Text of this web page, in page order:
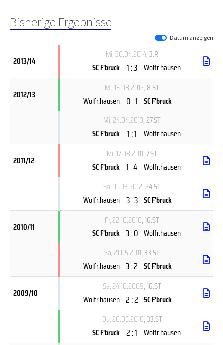
Bisherige Ergebnisse
Datum anzeigen
2013/14
Mi, 30.04.2014, 3.R
SC F'bruck 1 : 3 Wolfr.hausen
2012/13
Mi, 15.08.2012, 8.ST
Wolfr.hausen 0 : 1 SC F'bruck
Mi, 24.04.2013, 27.ST
SC F'bruck
1 : 1 Wolfr.hausen
2011/12
Mi, 17.08.2011, 7.ST
SC F'bruck 1 : 4 Wolfr.hausen
Sa, 10.03.2012, 24.ST
Wolfr.hausen 3 : 3 SC F'bruck
2010/11
Fr, 22.10.2010, 16.ST
SC F'bruck 3 : 0 Wolfr.hausen
Sa, 21.05.2011, 33.ST
Wolfr.hausen 3 : 2 SC F'bruck
2009/10
Sa, 24.10.2009, 16.ST
Wolfr.hausen 2 : 2 SC F'bruck
Do, 20.05.2010, 33.ST
SC F'bruck 2 : 1 Wolfr.hausen